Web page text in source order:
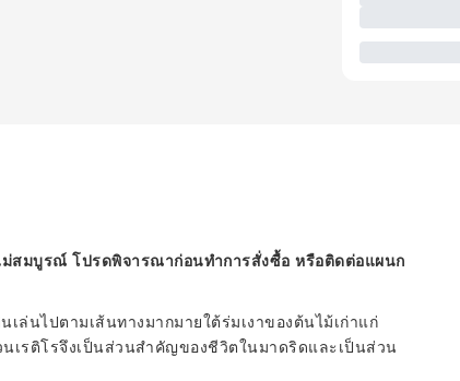
สมบูรณ์ โปรดพิจารณาก่อนทำการสั่งซื้อ หรือติดต่อแผนก
เล่นไปตามเส้นทางมากมายใต้ร่มเงาของต้นไม้เก่าแก่
เรติโรจึงเป็นส่วนสำคัญของชีวิตในมาดริดและเป็นส่วน